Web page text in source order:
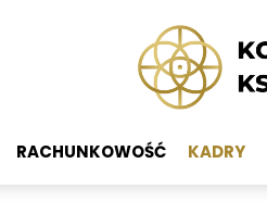
RACHUNKOWOŚĆ KADRY